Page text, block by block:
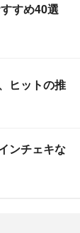
すめ40選
ヒットの推
ンチェキな